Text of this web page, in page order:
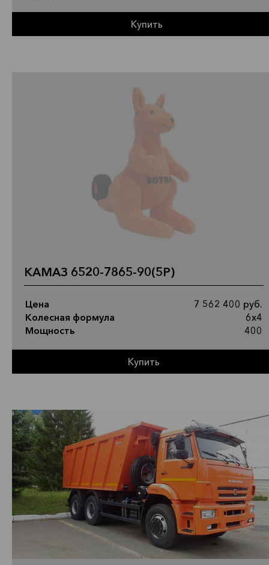
Купить
КАМАЗ 6520-7865-90(5Р)
Цена
7 562 400 руб.
Колесная формула
6х4
Мощность
400
Купить